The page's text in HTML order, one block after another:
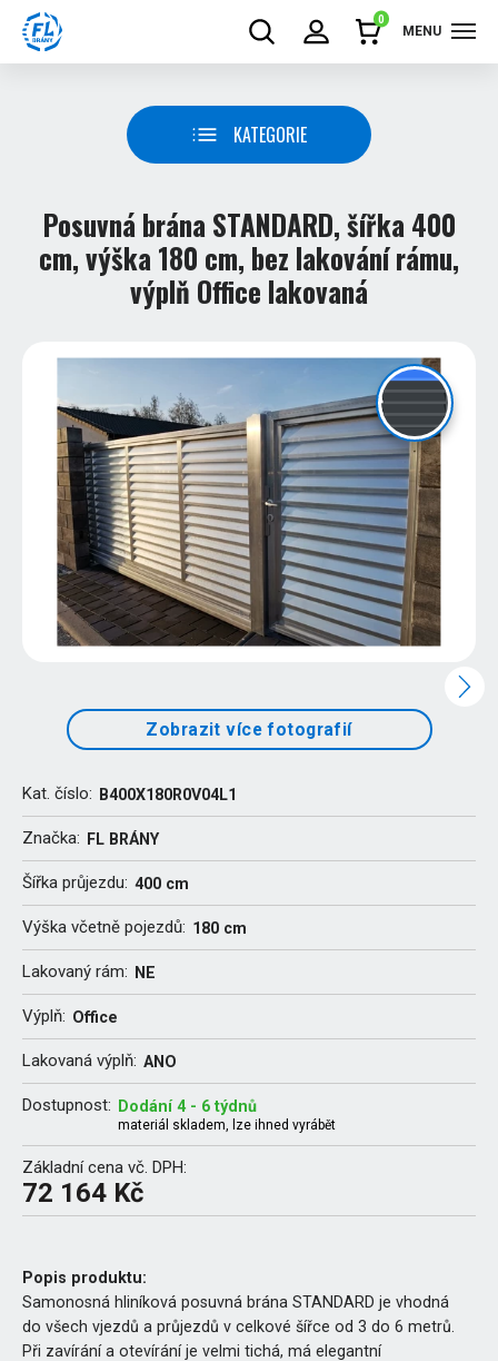
0
MENU
KATEGORIE
Posuvná brána STANDARD, šířka 400
cm, výška 180 cm, bez lakování rámu,
výplň Office lakovaná
Zobrazit více fotografií
Kat. číslo: B400X180R0V04L1
Značka: FL BRÁNY
Šířka průjezdu: 400 cm
Výška včetně pojezdů: 180 cm
Lakovaný rám: NE
Výplň: Office
Lakovaná výplň: ANO
Dostupnost: Dodání 4 - 6 týdnů
materiál skladem, lze ihned vyrábět
Základní cena vč. DPH:
72 164 Kč
Popis produktu:
Samonosná hliníková posuvná brána STANDARD je vhodná
do všech vjezdů a průjezdů v celkové šířce od 3 do 6 metrů.
Při zavírání a otevírání je velmi tichá, má elegantní